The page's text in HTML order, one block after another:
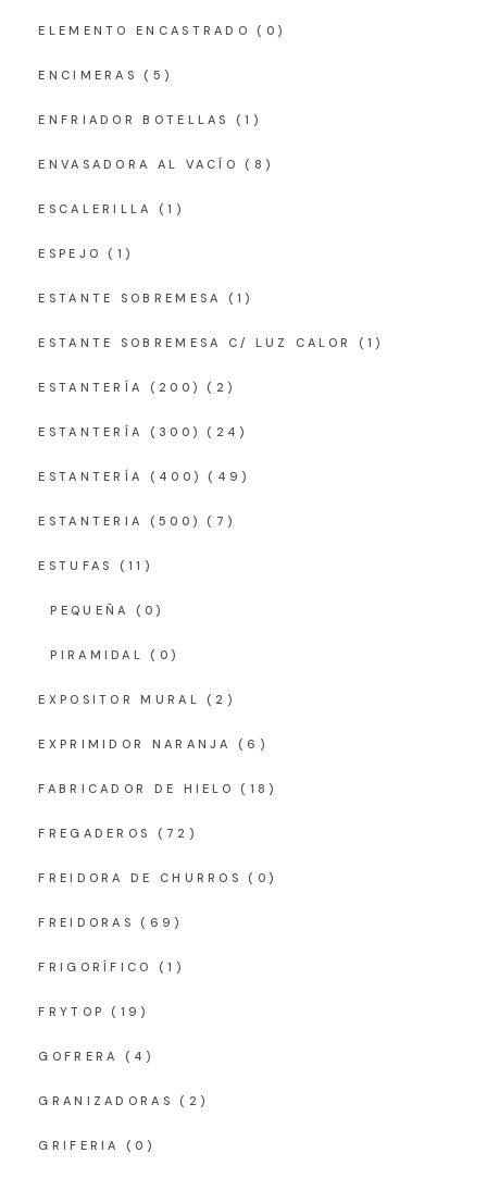
ELEMENTO ENCASTRADO (0)
ENCIMERAS (5)
ENFRIADOR BOTELLAS (1)
ENVASADORA AL VACÍO (8)
ESCALERILLA (1)
ESPEJO (1)
ESTANTE SOBREMESA (1)
ESTANTE SOBREMESA C/ LUZ CALOR (1)
ESTANTERÍA (200) (2)
ESTANTERÍA (300) (24)
ESTANTERÍA (400) (49)
ESTANTERIA (500) (7)
ESTUFAS (11)
PEQUEÑA (0)
PIRAMIDAL (0)
EXPOSITOR MURAL (2)
EXPRIMIDOR NARANJA (6)
FABRICADOR DE HIELO (18)
FREGADEROS (72)
FREIDORA DE CHURROS (0)
FREIDORAS (69)
FRIGORÍFICO (1)
FRYTOP (19)
GOFRERA (4)
GRANIZADORAS (2)
GRIFERIA (0)